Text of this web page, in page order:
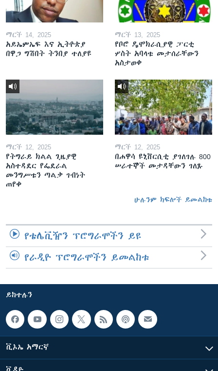
ማርች 14, 2025
አይኤምኤፍ እና ኢትዮጵያ
በዋጋ ግሽበት ትንበያ ተለያዩ
ማርች 13, 2025
የቦሮ ዴሞክራሲያዊ ፓርቲ
ሦስት አባላቱ መታሰራቸውን
አስታወቀ
ማርች 12, 2025
የትግራይ ክልል ጊዜያዊ
አስተዳደር የፌደራል
መንግሥቱን ጣልቃ ገብነት
ጠየቀ
ማርች 12, 2025
በሐዋሳ ዩኒቨርሲቲ ያገለገሉ 800
ሠራተኞች መታዳቸውን ገለጹ
ሁሉንም ክፍሎች ይመልከቱ
የቴሌቪዥን ፕሮግራሞችን ይዩ
የራዲዮ ፕሮግራሞችን ይመልከቱ
ይከተሉን
ቪኦኤ አማርኛ